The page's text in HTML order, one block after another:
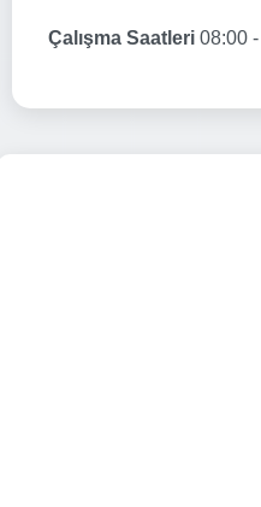
Çalışma Saatleri 08:00